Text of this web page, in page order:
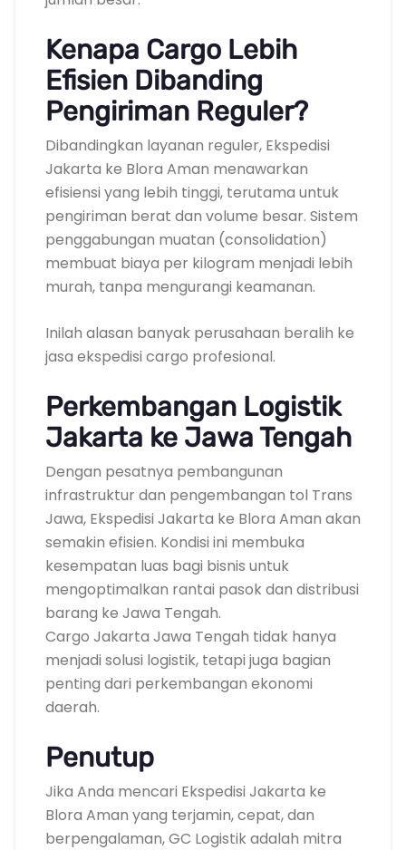
Kenapa Cargo Lebih
Efisien Dibanding
Pengiriman Reguler?
Dibandingkan layanan reguler, Ekspedisi
Jakarta ke Blora Aman menawarkan
efisiensi yang lebih tinggi, terutama untuk
pengiriman berat dan volume besar. Sistem
penggabungan muatan (consolidation)
membuat biaya per kilogram menjadi lebih
murah, tanpa mengurangi keamanan.
Inilah alasan banyak perusahaan beralih ke
jasa ekspedisi cargo profesional.
Perkembangan Logistik
Jakarta ke Jawa Tengah
Dengan pesatnya pembangunan
infrastruktur dan pengembangan tol Trans
Jawa, Ekspedisi Jakarta ke Blora Aman akan
semakin efisien. Kondisi ini membuka
kesempatan luas bagi bisnis untuk
mengoptimalkan rantai pasok dan distribusi
barang ke Jawa Tengah.
Cargo Jakarta Jawa Tengah tidak hanya
menjadi solusi logistik, tetapi juga bagian
penting dari perkembangan ekonomi
daerah.
Penutup
Jika Anda mencari Ekspedisi Jakarta ke
Blora Aman yang terjamin, cepat, dan
berpengalaman, GC Logistik adalah mitra